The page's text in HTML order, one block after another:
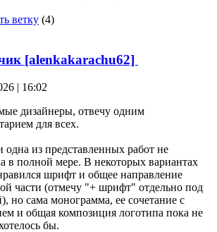
ветку (4)
[alenkakarachu62]
| 16:02
дизайнеры, отвечу одним
для всех.
одна из представленных работ не
в полной мере. В некоторых вариантах
шрифт и общее направление
части (отмечу "+ шрифт" отдельно под
но сама монограмма, ее сочетание с
и общая композиция логотипа пока не
бы.